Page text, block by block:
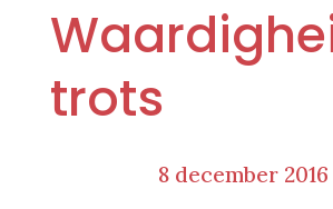
trots
8 december 2016